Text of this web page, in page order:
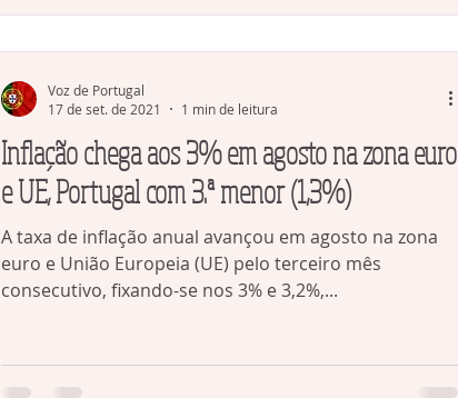
Inflação chega aos 3% em agosto na zona euro
e UE, Portugal com 3.ª menor (1,3%)
A taxa de inflação anual avançou em agosto na zona
euro e União Europeia (UE) pelo terceiro mês
consecutivo, fixando-se nos 3% e 3,2%,...
Voz de Portugal
17 de set. de 2021
1 min de leitura